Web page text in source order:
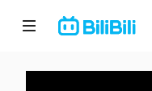
Home